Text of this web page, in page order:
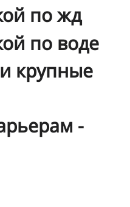
по жд
по воде
крупные
-